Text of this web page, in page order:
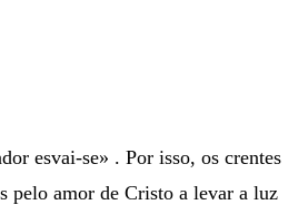
esvai-se» . Por isso, os crentes
pelo amor de Cristo a levar a luz